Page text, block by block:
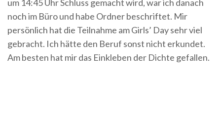
um 14:45 Uhr Schluss gemacht wird, war ich danach
noch im Büro und habe Ordner beschriftet. Mir
persönlich hat die Teilnahme am Girls’ Day sehr viel
gebracht. Ich hätte den Beruf sonst nicht erkundet.
Am besten hat mir das Einkleben der Dichte gefallen.